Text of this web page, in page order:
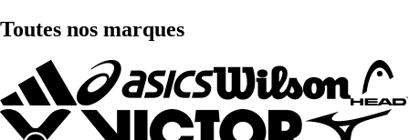
Toutes nos marques